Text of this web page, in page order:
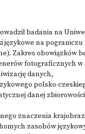
badania na
językowe na
Zakres obowiązków
fotograficznych
danych,
polsko-
danej
znaczenia
zasobów